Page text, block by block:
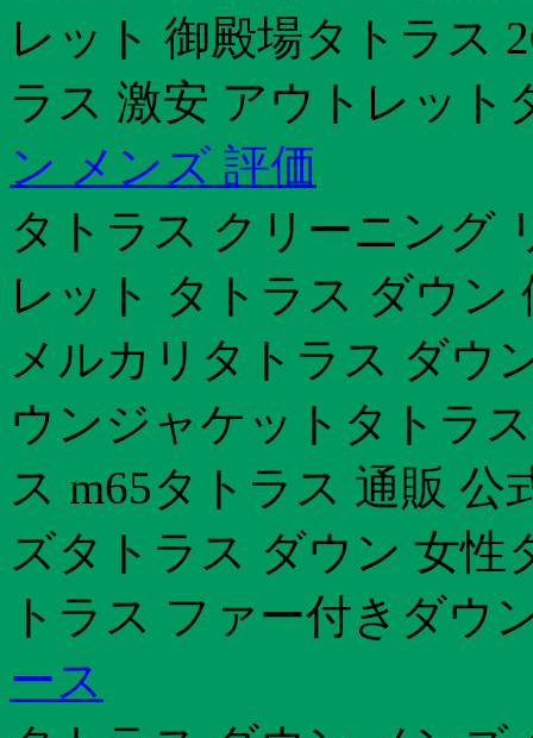
レット 御殿場タトラス
ラス 激安 アウトレット
ン メンズ 評価
タトラス クリーニング
レット タトラス ダウ
メルカリタトラス ダウ
ウンジャケットタトラ
ス m65タトラス 通販
ズタトラス ダウン 女
トラス ファー付きダウ
ース